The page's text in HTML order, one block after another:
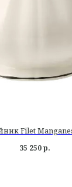
Filet
35 250 р.